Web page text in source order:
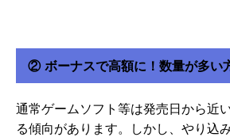
② ボーナスで高額に！数量が多い
通常ゲームソフト等は発売日から近
る傾向があります。しかし、やり込